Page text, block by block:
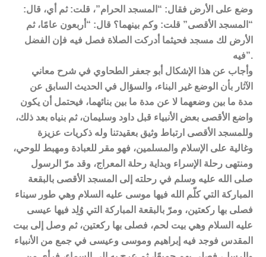
وضع على الأرض فقال: “المسجد الحرام”، قلت: ثم أي، قال:
“المسجد الأقصى” قلت: وكم بينهما؟ قال: “أربعون عامًا، ثم
الأرض لك مسجد فحيثما أدركت الصلاة فصل فيه فإن الفضل
فيه”.
وأجاب عن هذا الإشكال أبو جعفر الطحاوي في شرح معاني
الآثار بأن الوضع غير البناء، والسؤال في الحديث السابق عن
مدة ما بين وضعهما لا عن مدة ما بين بنائهما، فيحتمل أن يكون
واضع الأقصى بعض الأنبياء قبل داود وسليمان، ثم بنياه بعد ذلك،
وللمسجد الأقصى ارتباط وثيق بعقيدتنا وله ذكريات عزيزة
وغالية على الإسلام والمسلمين، فهو مقر للعبادة ومهبط للوحي،
ومنتهى رحلة الإسراء وبداية رحلة المعراج، وقد مرّ الرسول
صلى الله عليه وسلم في رحلته إلى المسجد الأقصى بالبقعة
المباركة التي كلّم الله فيها موسى عليه السلام وهي طور سيناء
فصلى بها ركعتين، ومرّ بالبقعة المباركة التي وُلِد فيها عيسى
عليه السلام وهي بيت لحم، فصلى بها ركعتين، ثم وصل إلى بيت
المقدس فوجد فيه إبراهيم وموسى وعيسى في جمع من الأنبياء